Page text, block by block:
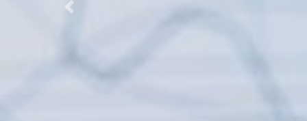
Previous